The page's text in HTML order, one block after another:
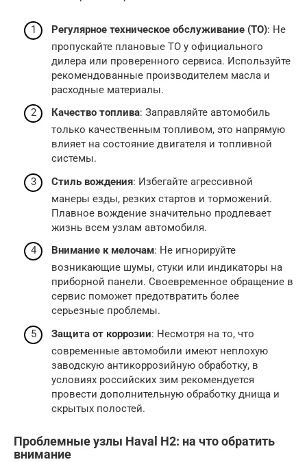
Регулярное техническое обслуживание (ТО): Не
пропускайте плановые ТО у официального
дилера или проверенного сервиса. Используйте
рекомендованные производителем масла и
расходные материалы.
Качество топлива: Заправляйте автомобиль
только качественным топливом, это напрямую
влияет на состояние двигателя и топливной
системы.
Стиль вождения: Избегайте агрессивной
манеры езды, резких стартов и торможений.
Плавное вождение значительно продлевает
жизнь всем узлам автомобиля.
Внимание к мелочам: Не игнорируйте
возникающие шумы, стуки или индикаторы на
приборной панели. Своевременное обращение в
сервис поможет предотвратить более
серьезные проблемы.
Защита от коррозии: Несмотря на то, что
современные автомобили имеют неплохую
заводскую антикоррозийную обработку, в
условиях российских зим рекомендуется
провести дополнительную обработку днища и
скрытых полостей.
Проблемные узлы Haval H2: на что обратить
внимание